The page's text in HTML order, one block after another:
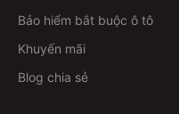
Bảo hiểm bắt buộc ô tô
Khuyến mãi
Blog chia sẻ